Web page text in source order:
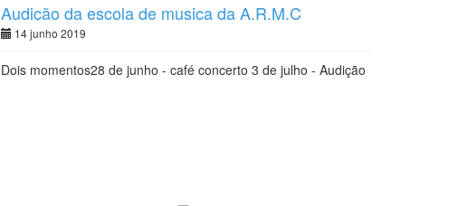
Audição da escola de musica da A.R.M.C
14 junho 2019
Dois momentos28 de junho - café concerto 3 de julho - Audição